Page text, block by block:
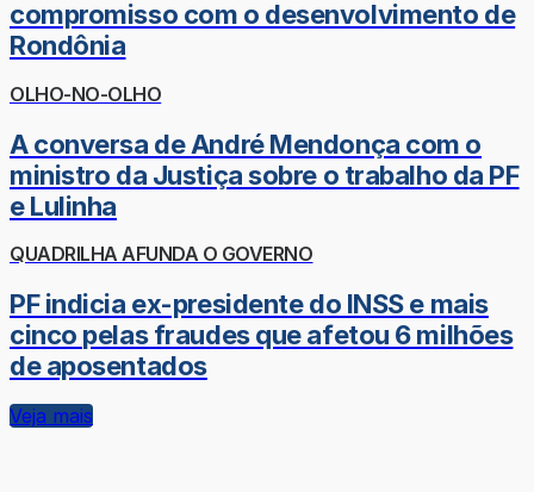
compromisso com o desenvolvimento de
Rondônia
OLHO-NO-OLHO
A conversa de André Mendonça com o
ministro da Justiça sobre o trabalho da PF
e Lulinha
QUADRILHA AFUNDA O GOVERNO
PF indicia ex-presidente do INSS e mais
cinco pelas fraudes que afetou 6 milhões
de aposentados
Veja mais